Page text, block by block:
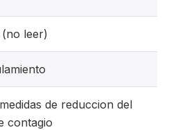
leer)
de reduccion del
contagio